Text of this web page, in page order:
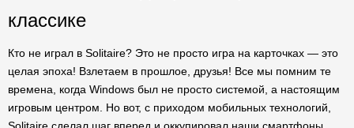
классике
Кто не играл в Solitaire? Это не просто игра на карточках — это
целая эпоха! Взлетаем в прошлое, друзья! Все мы помним те
времена, когда Windows был не просто системой, а настоящим
игровым центром. Но вот, с приходом мобильных технологий,